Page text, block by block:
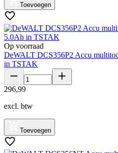
Toevoegen
Op voorraad
DeWALT DCS356P2 Accu
in TSTAK
296,99
excl. btw
Toevoegen